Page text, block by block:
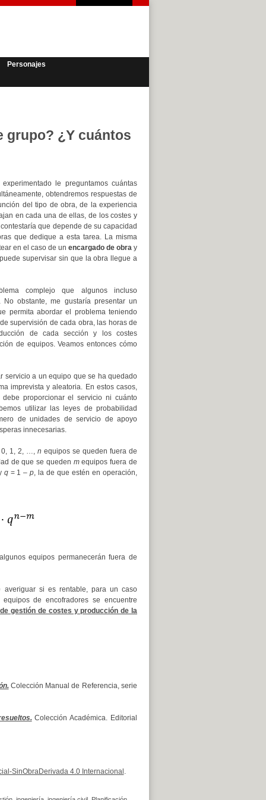
Personajes
grupo? ¿Y cuántos
le preguntamos cuántas
obtendremos respuestas de
del tipo de obra, de la experiencia
en cada una de ellas, de los costes y
que depende de su capacidad
que dedique a esta tarea. La misma
en el caso de un encargado de obray
supervisar sin que la obra llegue a
complejo que algunos incluso
No obstante, me gustaría presentar un
permita abordar el problema teniendo
supervisión de cada obra, las horas de
de cada sección y los costes
de equipos. Veamos entonces cómo
servicio a un equipo que se ha quedado
imprevista y aleatoria. En estos casos,
proporcionar el servicio ni cuánto
utilizar las leyes de probabilidad
de unidades de servicio de apoyo
innecesarias.
0, 1, 2, …, n equipos se queden fuera de
de que se queden mequipos fuera de
q= 1 –p, la de que estén en operación,
equipos permanecerán fuera de
si es rentable, para un caso
de encofradores se encuentre
gestión de costes y producción de la
Colección Manual de Referencia, serie
Colección Académica. Editorial
SinObraDerivada 4.0 Internacional .